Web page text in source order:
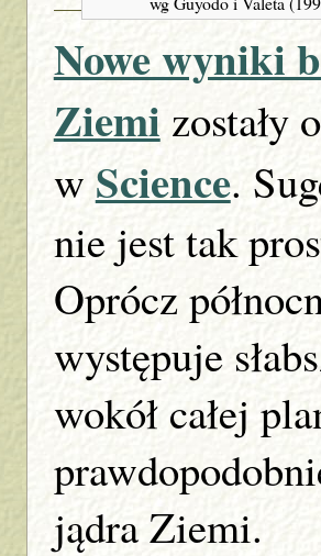
Nowe wyniki
Ziemi zostały
w Science.
nie jest tak
Oprócz
występuje
wokół całej
jądra Ziemi.